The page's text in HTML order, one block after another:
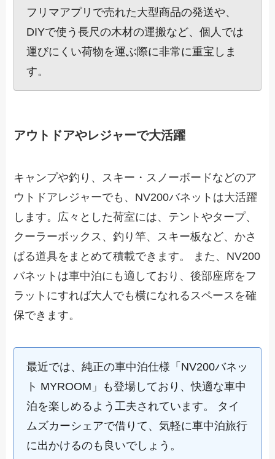
フリマアプリで売れた大型商品の発送や、
DIYで使う長尺の木材の運搬など、個人では
運びにくい荷物を運ぶ際に非常に重宝しま
す。
アウトドアやレジャーで大活躍
キャンプや釣り、スキー・スノーボードなどのア
ウトドアレジャーでも、NV200バネットは大活躍
します。広々とした荷室には、テントやタープ、
クーラーボックス、釣り竿、スキー板など、かさ
ばる道具をまとめて積載できます。 また、NV200
バネットは車中泊にも適しており、後部座席をフ
ラットにすれば大人でも横になれるスペースを確
保できます。
最近では、純正の車中泊仕様「NV200バネッ
ト MYROOM」も登場しており、快適な車中
泊を楽しめるよう工夫されています。 タイ
ムズカーシェアで借りて、気軽に車中泊旅行
に出かけるのも良いでしょう。